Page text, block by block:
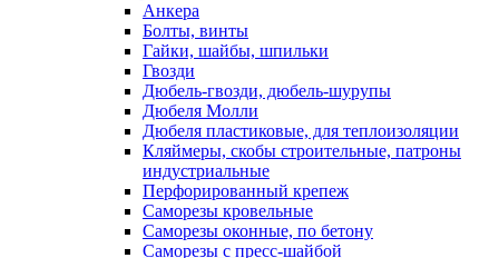
Анкера
Болты, винты
Гайки, шайбы, шпильки
Гвозди
Дюбель-гвозди, дюбель-шурупы
Дюбеля Молли
Дюбеля пластиковые, для теплоизоляции
Кляймеры, скобы строительные, патроны
индустриальные
Перфорированный крепеж
Саморезы кровельные
Саморезы оконные, по бетону
Саморезы с пресс-шайбой